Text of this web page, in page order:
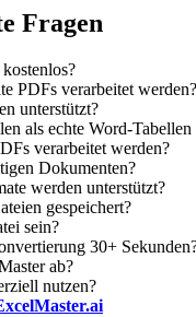
Fragen
PDFs verarbeitet werden?
unterstützt?
als echte Word-Tabellen
verarbeitet werden?
Dokumenten?
werden unterstützt?
gespeichert?
sein?
30+
ab?
nutzen?